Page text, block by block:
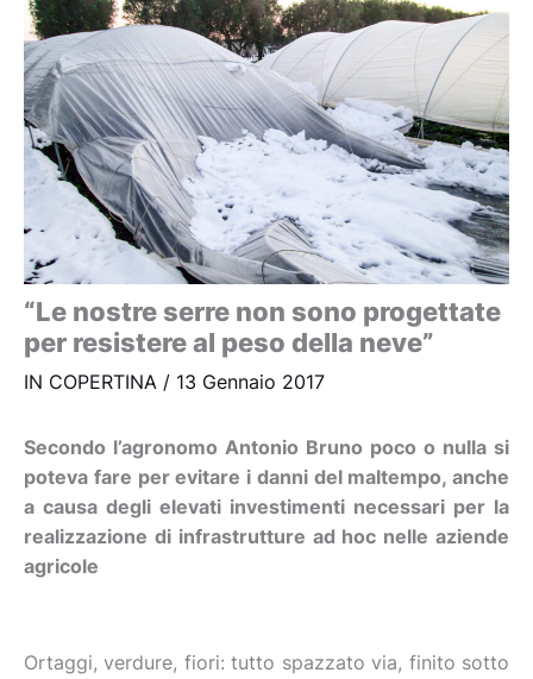
“Le nostre serre non sono progettate
per resistere al peso della neve”
IN COPERTINA / 13 Gennaio 2017
Secondo l’agronomo Antonio Bruno poco o nulla si
poteva fare per evitare i danni del maltempo, anche
a causa degli elevati investimenti necessari per la
realizzazione di infrastrutture ad hoc nelle aziende
agricole
Ortaggi, verdure, fiori: tutto spazzato via, finito sotto